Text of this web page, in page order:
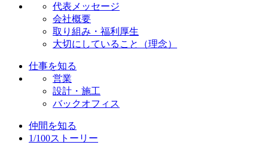
代表メッセージ
会社概要
取り組み・福利厚生
大切にしていること（理念）
仕事を知る
営業
設計・施工
バックオフィス
仲間を知る
1/100ストーリー